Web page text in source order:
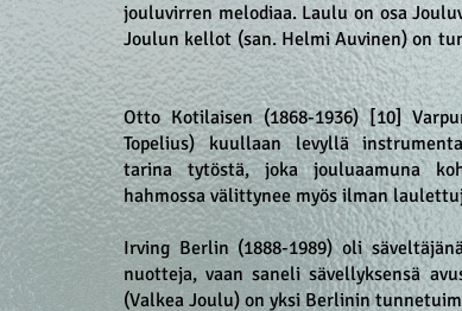
jouluvirren melodiaa. Laulu on osa
Joulun kellot (san. Helmi Auvinen) on
Otto Kotilaisen (1868-1936) [10]
Topelius) kuullaan levyllä
tarina tytöstä, joka jouluaamuna
hahmossa välittynee myös ilman
Irving Berlin (1888-1989) oli
nuotteja, vaan saneli sävellyksensä
(Valkea Joulu) on yksi Berlinin